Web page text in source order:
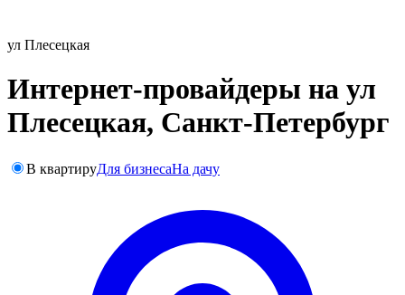
ул Плесецкая
Интернет-провайдеры на ул
Плесецкая, Санкт-Петербург
В квартируДля бизнесаНа дачу